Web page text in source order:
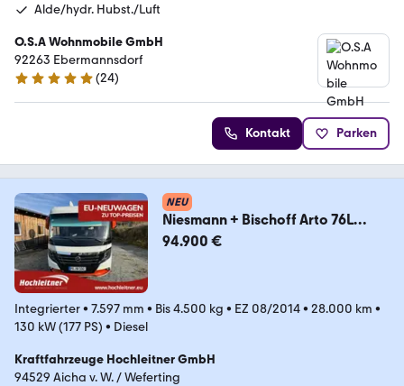
Alde/hydr. Hubst./Luft
O.S.A Wohnmobile GmbH
92263 Ebermannsdorf
4.8 Sterne
(24)
Kontakt Parken
NEU
Niesmann + Bischoff Arto 76L
ClouLine+DAB+WIFI+ALU+DEKOR
94.900 €
Integrierter• 7.597 mm • Bis 4.500 kg • EZ 08/2014• 28.000 km •
130 kW (177 PS) • Diesel
Kraftfahrzeuge Hochleitner GmbH
94529 Aicha v. W. / Weferting